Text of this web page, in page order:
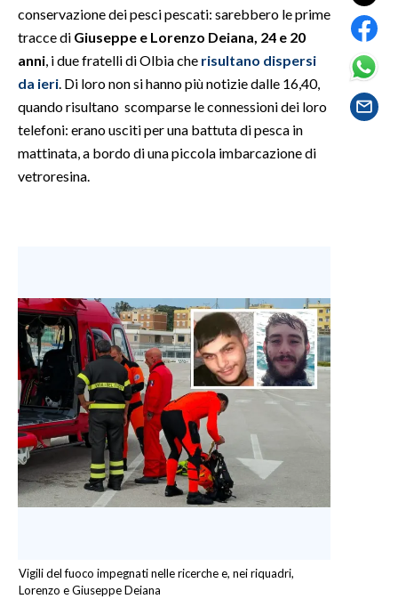
SPETTACOLI
GOSSIP
SALUTE
#CARAUNIONE
3 MINUTI CON
INSULARITÀ
INFO AZIENDE
ABBONATI
ANNUNCI
SPIAGGE
STORE
conservazione dei pesci pescati: sarebbero le prime
tracce di Giuseppe e Lorenzo Deiana, 24 e 20
anni , i due fratelli di Olbia che risultano dispersi
da ieri . Di loro non si hanno più notizie dalle 16,40,
quando risultano scomparse le connessioni dei loro
telefoni: erano usciti per una battuta di pesca in
mattinata, a bordo di una piccola imbarcazione di
vetroresina.
Vigili del fuoco impegnati nelle ricerche e, nei riquadri,
Lorenzo e Giuseppe Deiana